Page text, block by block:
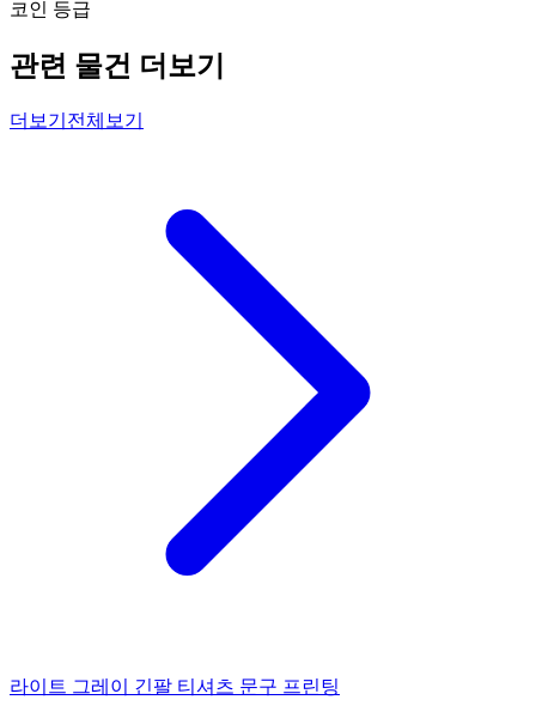
코인 등급
관련 물건 더보기
더보기 전체보기
라이트 그레이 긴팔 티셔츠 문구 프린팅